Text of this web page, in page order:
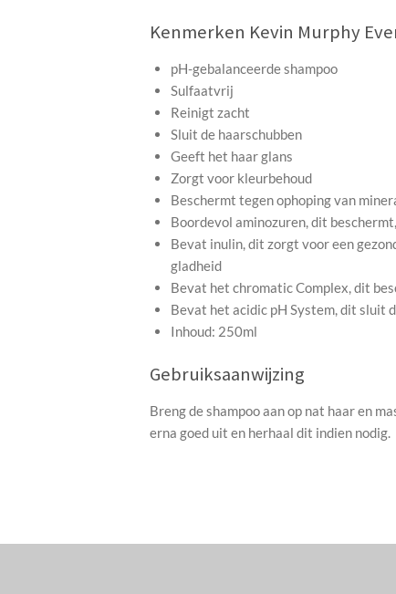
Kenmerken Kevin Murphy
pH-gebalanceerde shampoo
Sulfaatvrij
Reinigt zacht
Sluit de haarschubben
Geeft het haar glans
Zorgt voor kleurbehoud
Beschermt tegen ophoping van
Boordevol aminozuren, dit
Bevat inulin, dit zorgt voor een
gladheid
Bevat het chromatic Complex, dit
Bevat het acidic pH System, dit sluit
Inhoud: 250ml
Gebruiksaanwijzing
Breng de shampoo aan op nat haar en
erna goed uit en herhaal dit indien nodig.